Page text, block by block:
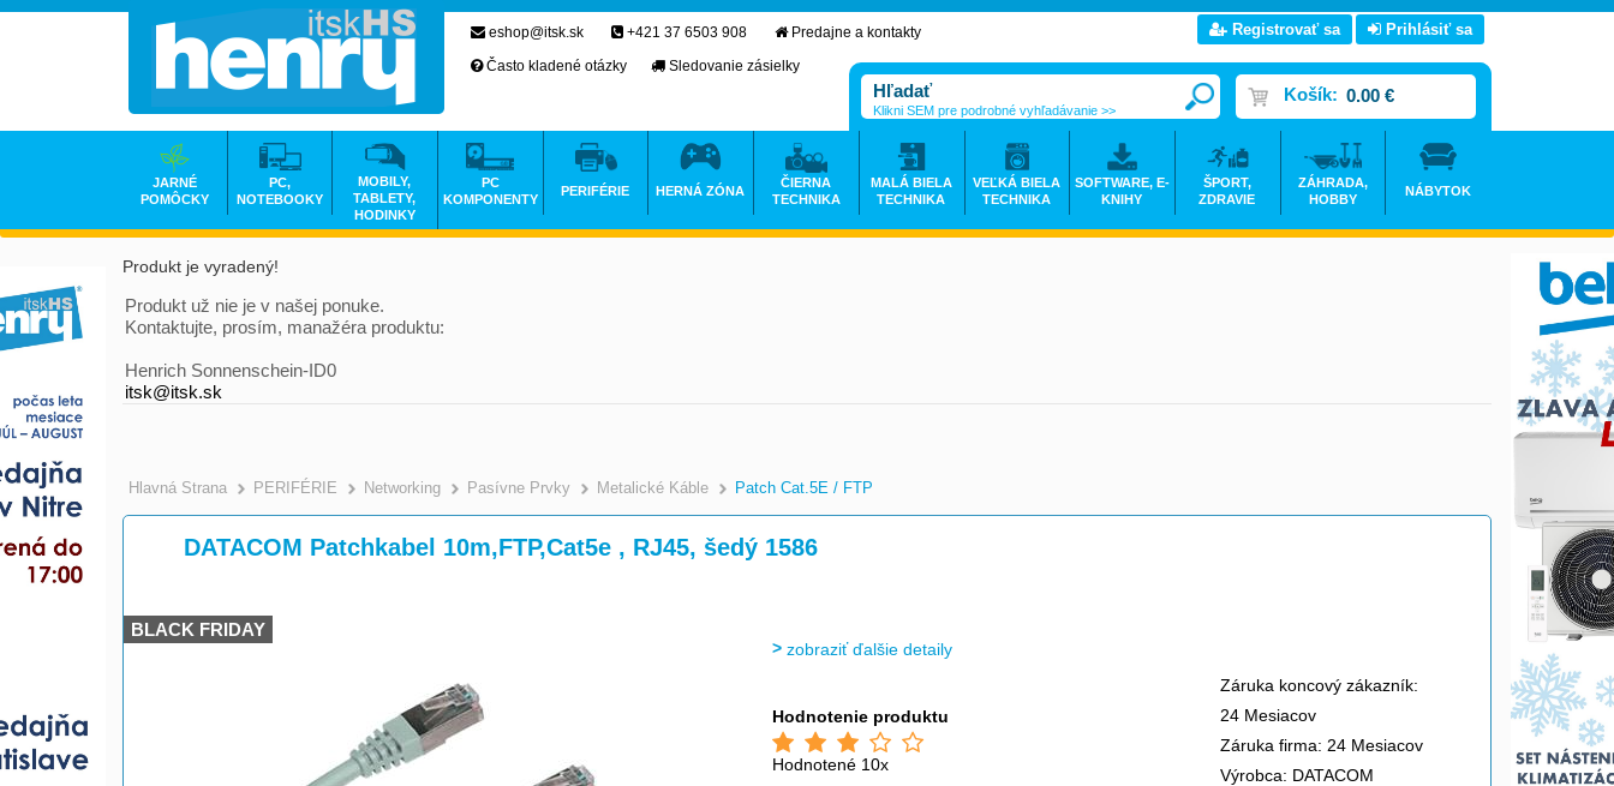
Produkt je vyradený!
Produkt už nie je v našej ponuke.
Kontaktujte, prosím, manažéra produktu:
Henrich Sonnenschein-ID0
itsk@itsk.sk
Hlavná Strana >
PERIFÉRIE >
Networking >
Pasívne Prvky >
Metalické Káble >
Patch Cat.5E / FTP
DATACOM Patchkabel 10m,FTP,Cat5e , RJ45, šedý 1586
BLACK FRIDAY
zobraziť ďalšie detaily
Hodnotenie produktu
Hodnotené 10x
Záruka koncový zákazník:
24 Mesiacov
Záruka firma: 24 Mesiacov
Výrobca: DATACOM
eshop@itsk.sk +421 37 6503 908
Predajne a kontakty
Často kladené otázky
Sledovanie zásielky
Registrovať sa Prihlásiť sa
Košík: 0.00 €
Klikni SEM pre podrobné vyhľadávanie >>
JARNÉ
POMÔCKY
PC,
NOTEBOOKY
MOBILY,
TABLETY,
HODINKY
PC
KOMPONENTY
PERIFÉRIE HERNÁ ZÓNA
ČIERNA
TECHNIKA
MALÁ BIELA
TECHNIKA
VEĽKÁ BIELA
TECHNIKA
SOFTWARE, E-
KNIHY
ŠPORT,
ZDRAVIE
ZÁHRADA,
HOBBY
NÁBYTOK